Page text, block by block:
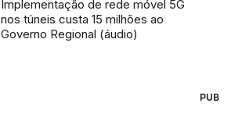
Implementação de rede móvel 5G
nos túneis custa 15 milhões ao
Governo Regional (áudio)
PUB